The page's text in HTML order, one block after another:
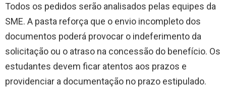
Todos os pedidos serão analisados pelas equipes da
SME. A pasta reforça que o envio incompleto dos
documentos poderá provocar o indeferimento da
solicitação ou o atraso na concessão do benefício. Os
estudantes devem ficar atentos aos prazos e
providenciar a documentação no prazo estipulado.